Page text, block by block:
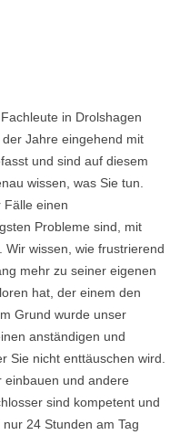
in Drolshagen
Jahre eingehend mit
und sind auf diesem
wissen, was Sie tun.
Fälle einen
Probleme sind, mit
wissen, wie frustrierend
mehr zu seiner eigenen
hat, der einem den
Grund wurde unser
anständigen und
Sie nicht enttäuschen wird.
einbauen und andere
sind kompetent und
24 Stunden am Tag